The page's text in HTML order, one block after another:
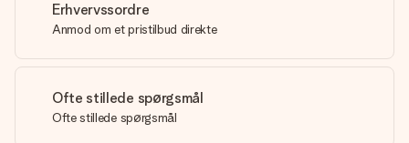
Erhvervssordre
Anmod om et pristilbud direkte
Ofte stillede spørgsmål
Ofte stillede spørgsmål